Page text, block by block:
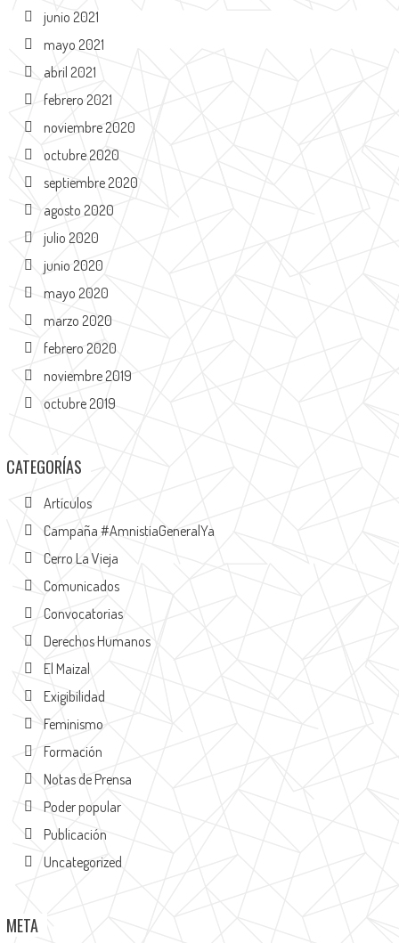
junio 2021
mayo 2021
abril 2021
febrero 2021
noviembre 2020
octubre 2020
septiembre 2020
agosto 2020
julio 2020
junio 2020
mayo 2020
marzo 2020
febrero 2020
noviembre 2019
octubre 2019
CATEGORÍAS
Artículos
Campaña #AmnistiaGeneralYa
Cerro La Vieja
Comunicados
Convocatorias
Derechos Humanos
El Maizal
Exigibilidad
Feminismo
Formación
Notas de Prensa
Poder popular
Publicación
Uncategorized
META